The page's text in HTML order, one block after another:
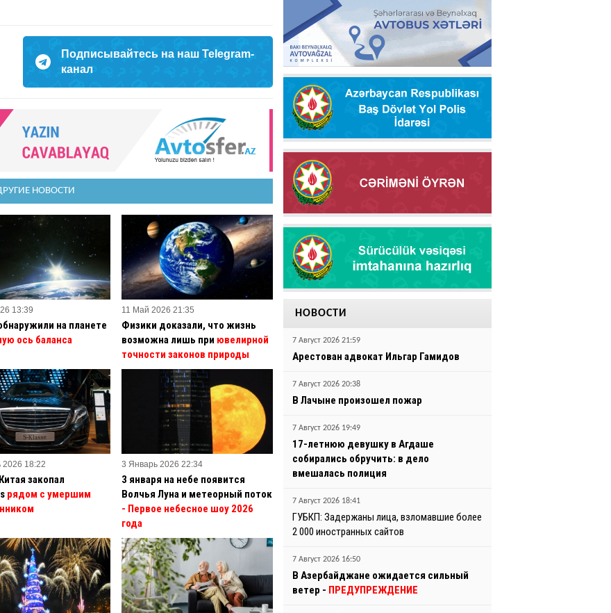
Подписывайтесь на наш Telegram-
канал
НОВОСТИ
13:39
на планете
ось баланса
11 Май 2026 21:35
Физики доказали, что жизнь
возможна лишь при ювелирной
точности законов природы
2026 18:22
закопал
рядом с умершим
3 Январь 2026 22:34
3 января на небе появится
Волчья Луна и метеорный поток
- Первое небесное шоу 2026
года
НОВОСТИ
7 Август 2026 21:59
Арестован адвокат Ильгар Гамидов
7 Август 2026 20:38
В Лачыне произошел пожар
7 Август 2026 19:49
17-летнюю девушку в Агдаше
собирались обручить: в дело
вмешалась полиция
7 Август 2026 18:41
ГУБКП: Задержаны лица, взломавшие более
2 000 иностранных сайтов
7 Август 2026 16:50
В Азербайджане ожидается сильный
ветер - ПРЕДУПРЕЖДЕНИЕ